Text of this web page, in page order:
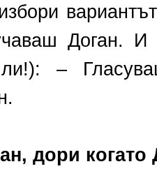
Доган. И
ли!): –
дори когато